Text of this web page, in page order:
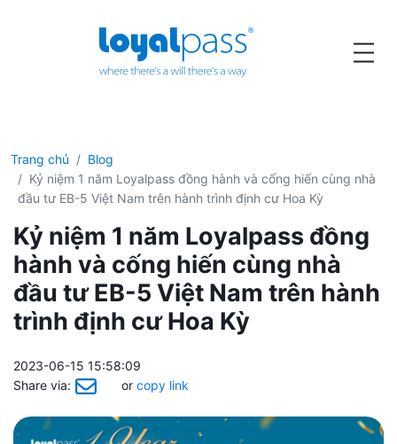
Trang chủ
Blog
Kỷ niệm 1 năm Loyalpass đồng hành và cống hiến cùng nhà
đầu tư EB-5 Việt Nam trên hành trình định cư Hoa Kỳ
Kỷ niệm 1 năm Loyalpass đồng
hành và cống hiến cùng nhà
đầu tư EB-5 Việt Nam trên hành
trình định cư Hoa Kỳ
2023-06-15 15:58:09
Share via:
or copy link